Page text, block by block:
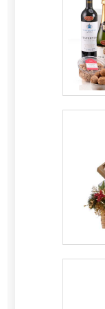
sua
estrutura
onde são
suficiente
Tecnologia
cesta básica
Sem trocar o
doação,
que tenha
qualidade e
de grande
seriedade da
motivos que
inovadora